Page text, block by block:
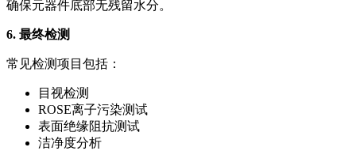
确保元器件底部无残留水分。
6. 最终检测
常见检测项目包括：
目视检测
ROSE离子污染测试
表面绝缘阻抗测试
洁净度分析